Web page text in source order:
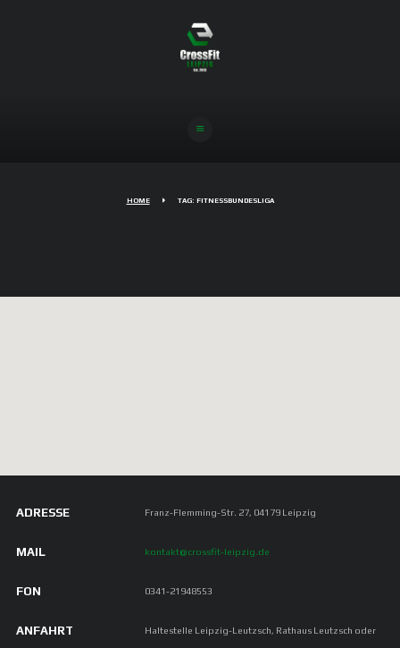
HOME TAG: FITNESSBUNDESLIGA
ADRESSE Franz-Flemming-Str. 27, 04179 Leipzig
MAIL kontakt@crossfit-leipzig.de
FON 0341-21948553
ANFAHRT Haltestelle Leipzig-Leutzsch, Rathaus Leutzsch oder